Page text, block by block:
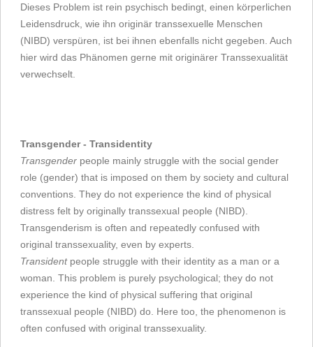
Dieses Problem ist rein psychisch bedingt, einen körperlichen
Leidensdruck, wie ihn originär transsexuelle Menschen
(NIBD) verspüren, ist bei ihnen ebenfalls nicht gegeben. Auch
hier wird das Phänomen gerne mit originärer Transsexualität
verwechselt.
Transgender - Transidentity
Transgender people mainly struggle with the social gender
role (gender) that is imposed on them by society and cultural
conventions. They do not experience the kind of physical
distress felt by originally transsexual people (NIBD).
Transgenderism is often and repeatedly confused with
original transsexuality, even by experts.
Transidentpeople struggle with their identity as a man or a
woman. This problem is purely psychological; they do not
experience the kind of physical suffering that original
transsexual people (NIBD) do. Here too, the phenomenon is
often confused with original transsexuality.